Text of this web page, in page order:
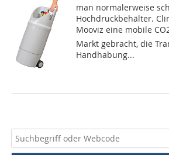
man normalerweise
Hochdruckbehälter.
Mooviz eine mobile
Markt gebracht, die
Handhabung...